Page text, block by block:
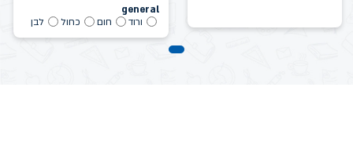
general
ורוד
חום כחול לבן